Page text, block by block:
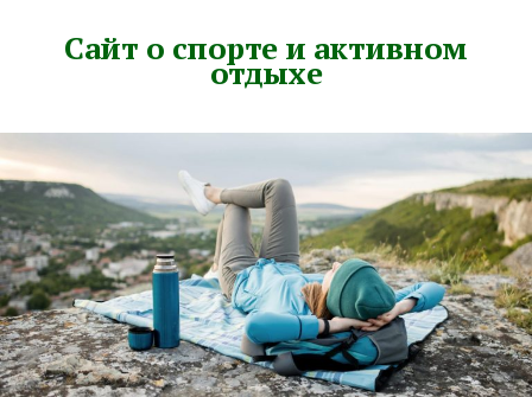
Сайт о спорте и активном
отдыхе